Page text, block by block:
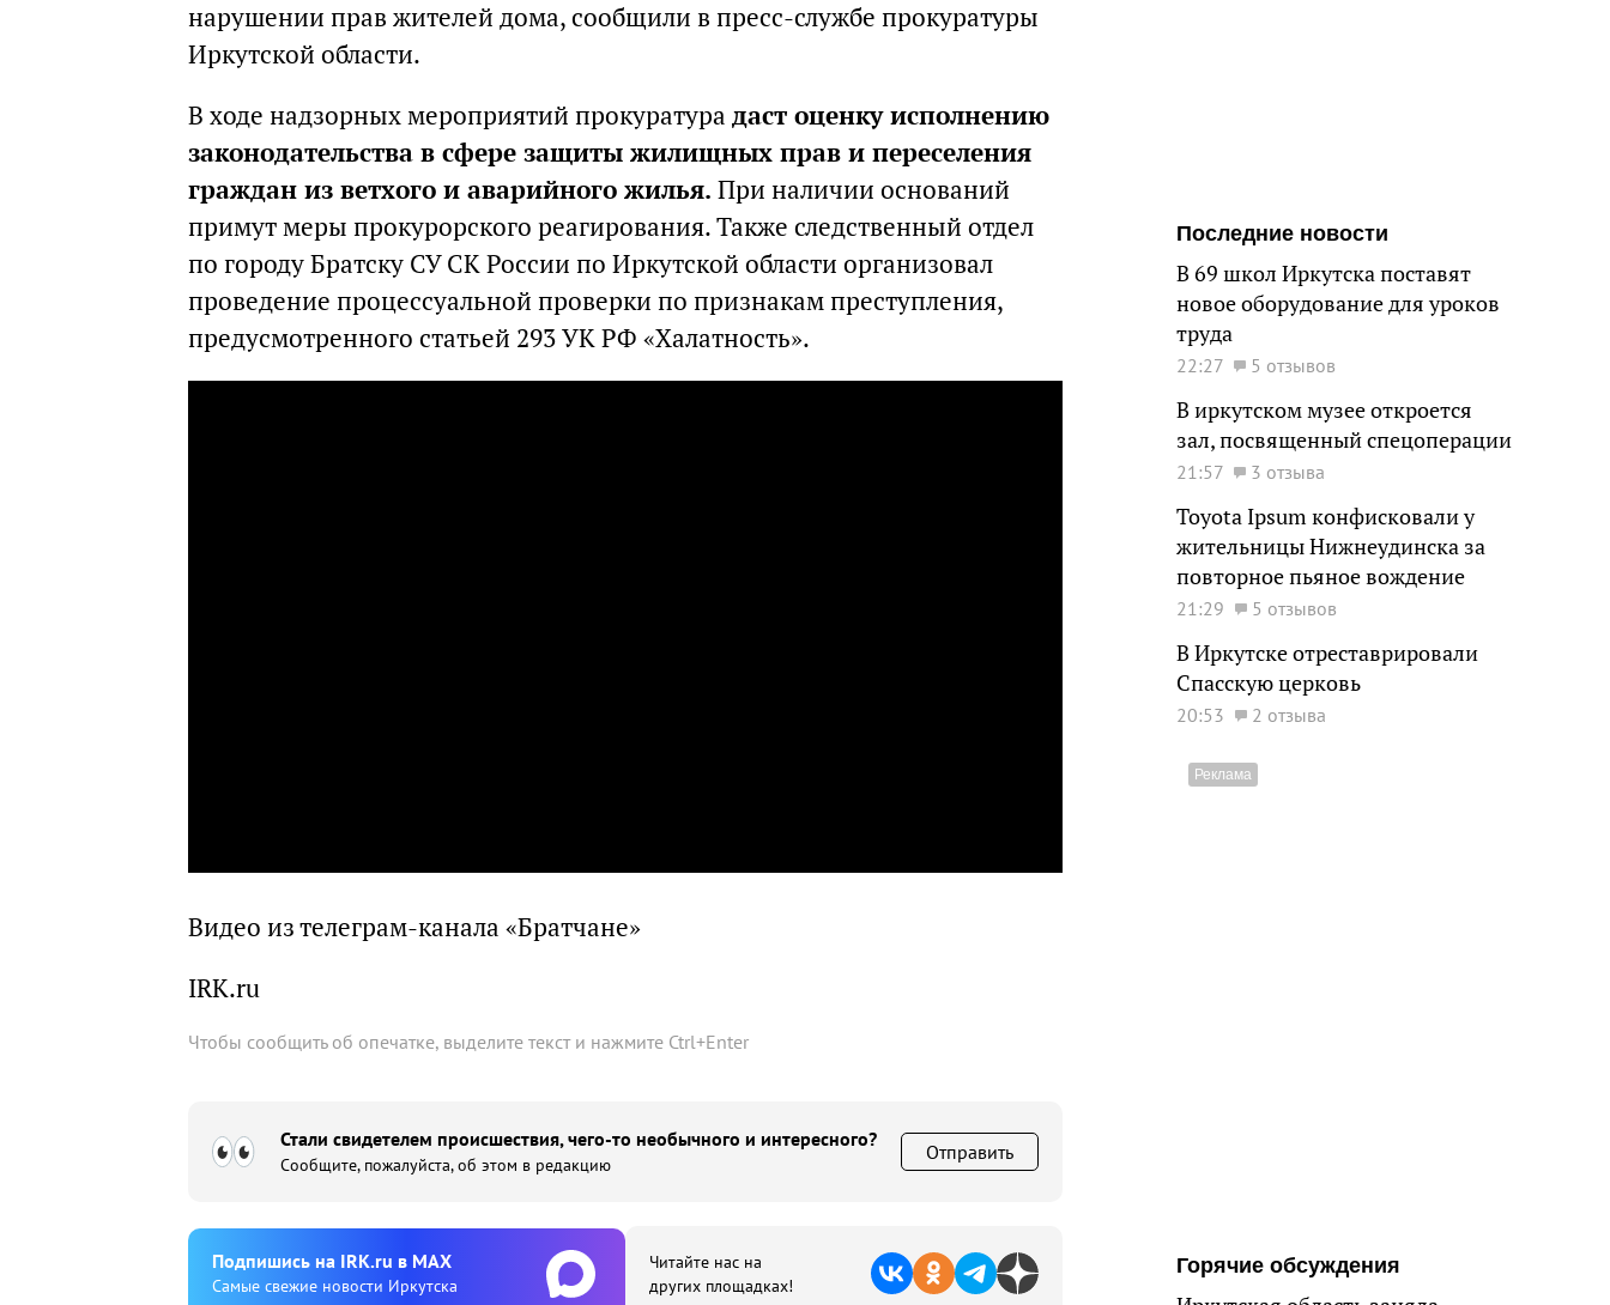
нарушении прав жителей дома, сообщили в пресс-службе прокуратуры
Иркутской области.
В ходе надзорных мероприятий прокуратура даст оценку исполнению
законодательства в сфере защиты жилищных прав и переселения
граждан из ветхого и аварийного жилья. При наличии оснований
примут меры прокурорского реагирования. Также следственный отдел
по городу Братску СУ СК России по Иркутской области организовал
проведение процессуальной проверки по признакам преступления,
предусмотренного статьей 293 УК РФ «Халатность».
Видео из телеграм-канала «Братчане»
IRK.ru
Чтобы сообщить об опечатке, выделите текст и нажмите Ctrl+Enter
Стали свидетелем происшествия, чего-то необычного и интересного?
Сообщите, пожалуйста, об этом в редакцию
Отправить
Подпишиcь на IRK.ru в MAX
Cамые свежие новости Иркутска
Читайте нас на
других площадках!
Последние новости
В 69 школ Иркутска поставят
новое оборудование для уроков
труда
22:27 5 отзывов
В иркутском музее откроется
зал, посвященный спецоперации
21:57 3 отзыва
Toyota Ipsum конфисковали у
жительницы Нижнеудинска за
повторное пьяное вождение
21:29 5 отзывов
В Иркутске отреставрировали
Спасскую церковь
20:53 2 отзыва
Горячие обсуждения